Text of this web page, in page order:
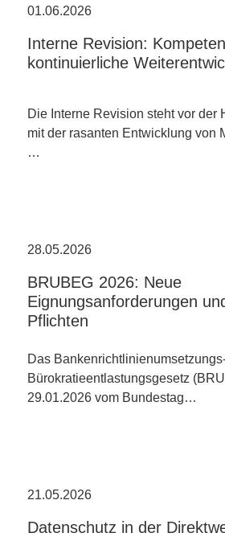
01.06.2026
Interne Revision:
kontinuierliche
Die Interne Revision steht vor der
mit der rasanten Entwicklung von
…
28.05.2026
BRUBEG 2026: Neue
Eignungsanforderungen
Pflichten
Das
Bürokratieentlastungsgesetz
29.01.2026 vom Bundestag…
21.05.2026
Datenschutz in der